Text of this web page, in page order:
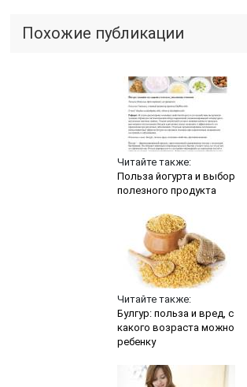
Похожие публикации
Читайте также:
Польза йогурта и выбор
полезного продукта
Читайте также:
Булгур: польза и вред, с
какого возраста можно
ребенку